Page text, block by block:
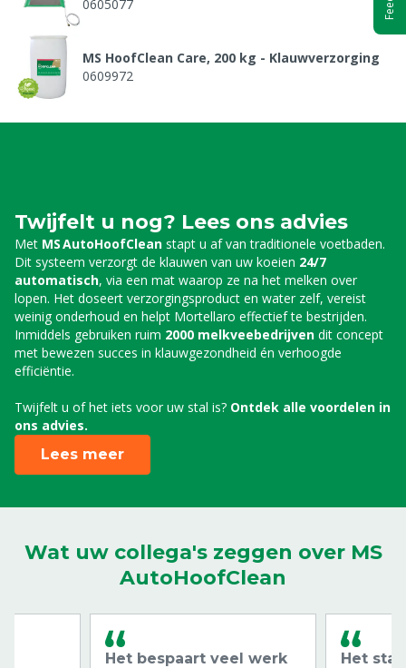
0605077
MS HoofClean Care, 200 kg - Klauwverzorging
0609972
Twijfelt u nog? Lees ons advies
Met MS AutoHoofClean stapt u af van traditionele voetbaden.
Dit systeem verzorgt de klauwen van uw koeien 24/7
automatisch, via een mat waarop ze na het melken over
lopen. Het doseert verzorgingsproduct en water zelf, vereist
weinig onderhoud en helpt Mortellaro effectief te bestrijden.
Inmiddels gebruiken ruim 2000 melkveebedrijven dit concept
met bewezen succes in klauwgezondheid én verhoogde
efficiëntie.
Twijfelt u of het iets voor uw stal is? Ontdek alle voordelen in
ons advies.
Lees meer
Wat uw collega's zeggen over MS
AutoHoofClean
Het bespaart veel werk
Het